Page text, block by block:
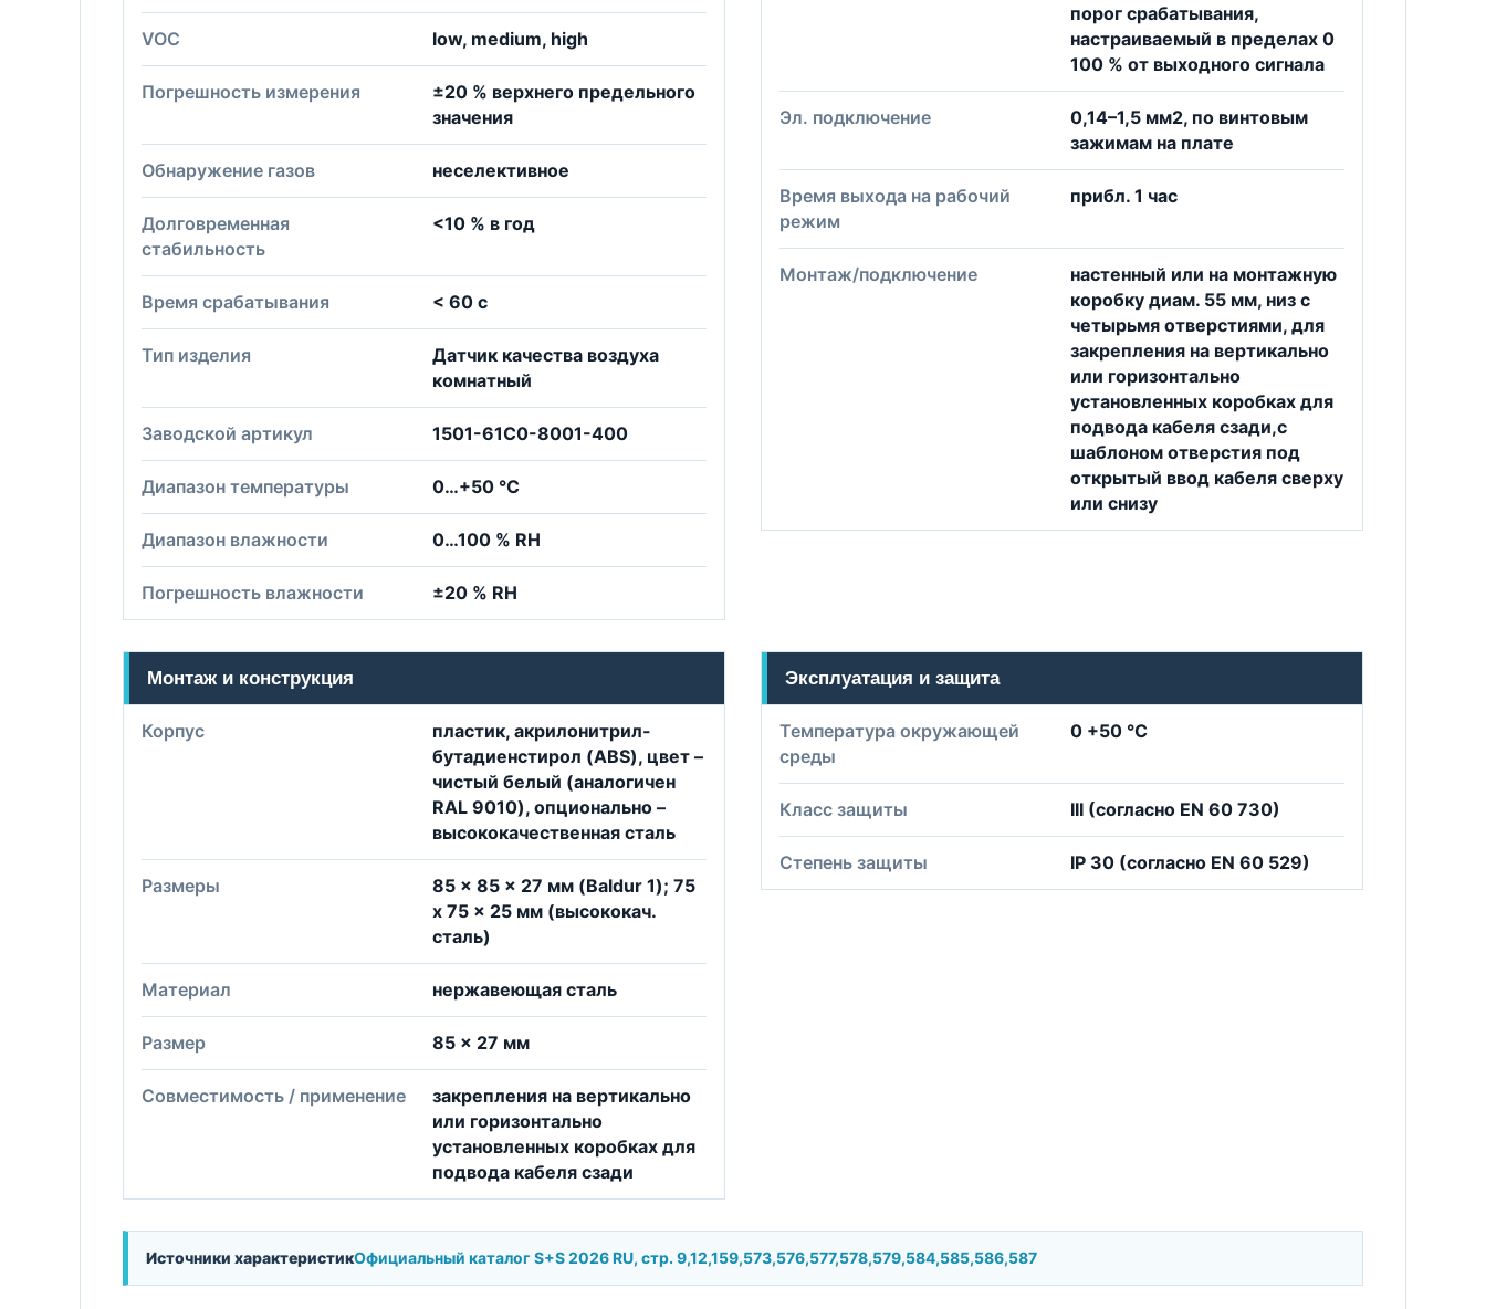
VOC low, medium, high
Погрешность измерения
±20 % верхнего предельного
значения
Обнаружение газов неселективное
Долговременная
стабильность
<10 % в год
Время срабатывания < 60 c
Тип изделия
Датчик качества воздуха
комнатный
Заводской артикул 1501-61C0-8001-400
Диапазон температуры 0…+50 °C
Диапазон влажности 0…100 % RH
Погрешность влажности ±20 % RH
порог срабатывания,
настраиваемый в пределах 0
100 % от выходного сигнала
Эл. подключение
0,14–1,5 мм2, по винтовым
зажимам на плате
Время выхода на рабочий
режим
прибл. 1 час
Монтаж/подключение
настенный или на монтажную
коробку диам. 55 мм, низ с
четырьмя отверстиями, для
закрепления на вертикально
или горизонтально
установленных коробках для
подвода кабеля сзади,с
шаблоном отверстия под
открытый ввод кабеля сверху
или снизу
Монтаж и конструкция
Корпус
пластик, акрилонитрил-
бутадиенстирол (ABS), цвет –
чистый белый (аналогичен
RAL 9010), опционально –
высококачественная сталь
Размеры
85 x 85 x 27 мм (Baldur 1); 75
x 75 x 25 мм (высококач.
сталь)
Материал нержавеющая сталь
Размер 85 × 27 мм
Совместимость / применение
закрепления на вертикально
или горизонтально
установленных коробках для
подвода кабеля сзади
Эксплуатация и защита
Температура окружающей
среды
0 +50 °C
Класс защиты III (согласно EN 60 730)
Степень защиты IP 30 (согласно EN 60 529)
Источники характеристикОфициальный каталог S+S 2026 RU, стр. 9,12,159,573,576,577,578,579,584,585,586,587